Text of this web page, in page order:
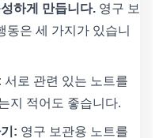
하게 만듭니다. 영구 보
동은 세 가지가 있습니
서로 관련 있는 노트를
지 적어도 좋습니다.
: 영구 보관용 노트를